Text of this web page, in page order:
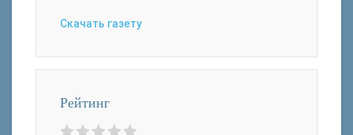
Скачать газету
Рейтинг